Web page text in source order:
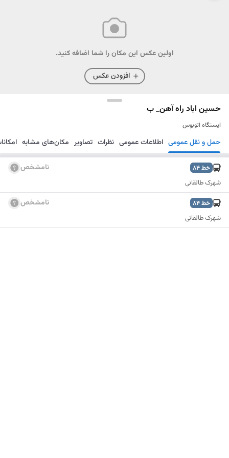
اولین عکس این مکان را شما اضافه کنید.
افزودن عکس
حسین اباد راه آهن_ ب
ایستگاه اتوبوس
مسیریابی ذخیره ارسال حمل و نقل عمومی اطلاعات عمومی نظرات تصاویر مکان‌های مشابه
خط84 نامشخص
شهرک طالقانی
خط84 نامشخص
شهرک طالقانی